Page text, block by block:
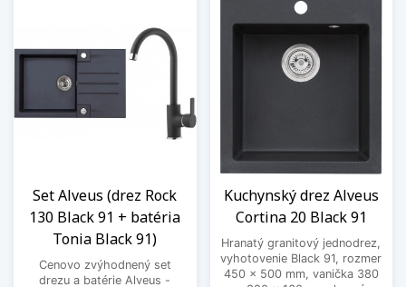
Set Alveus (drez Rock
130 Black 91 + batéria
Tonia Black 91)
Cenovo zvýhodnený set
drezu a batérie Alveus -
Kuchynský drez Alveus
Cortina 20 Black 91
Hranatý granitový jednodrez,
vyhotovenie Black 91, rozmer
450 x 500 mm, vanička 380